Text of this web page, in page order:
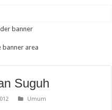
Suguh
Umum